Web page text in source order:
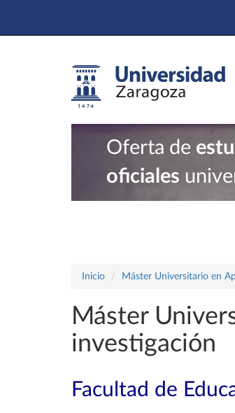
Oferta de
oficiales
Inicio Máster Universitario en
Máster
investigación
Facultad de